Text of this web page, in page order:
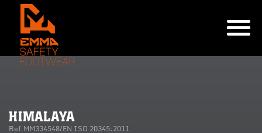
HIMALAYA
Ref.MM334548/EN ISO 20345:2011